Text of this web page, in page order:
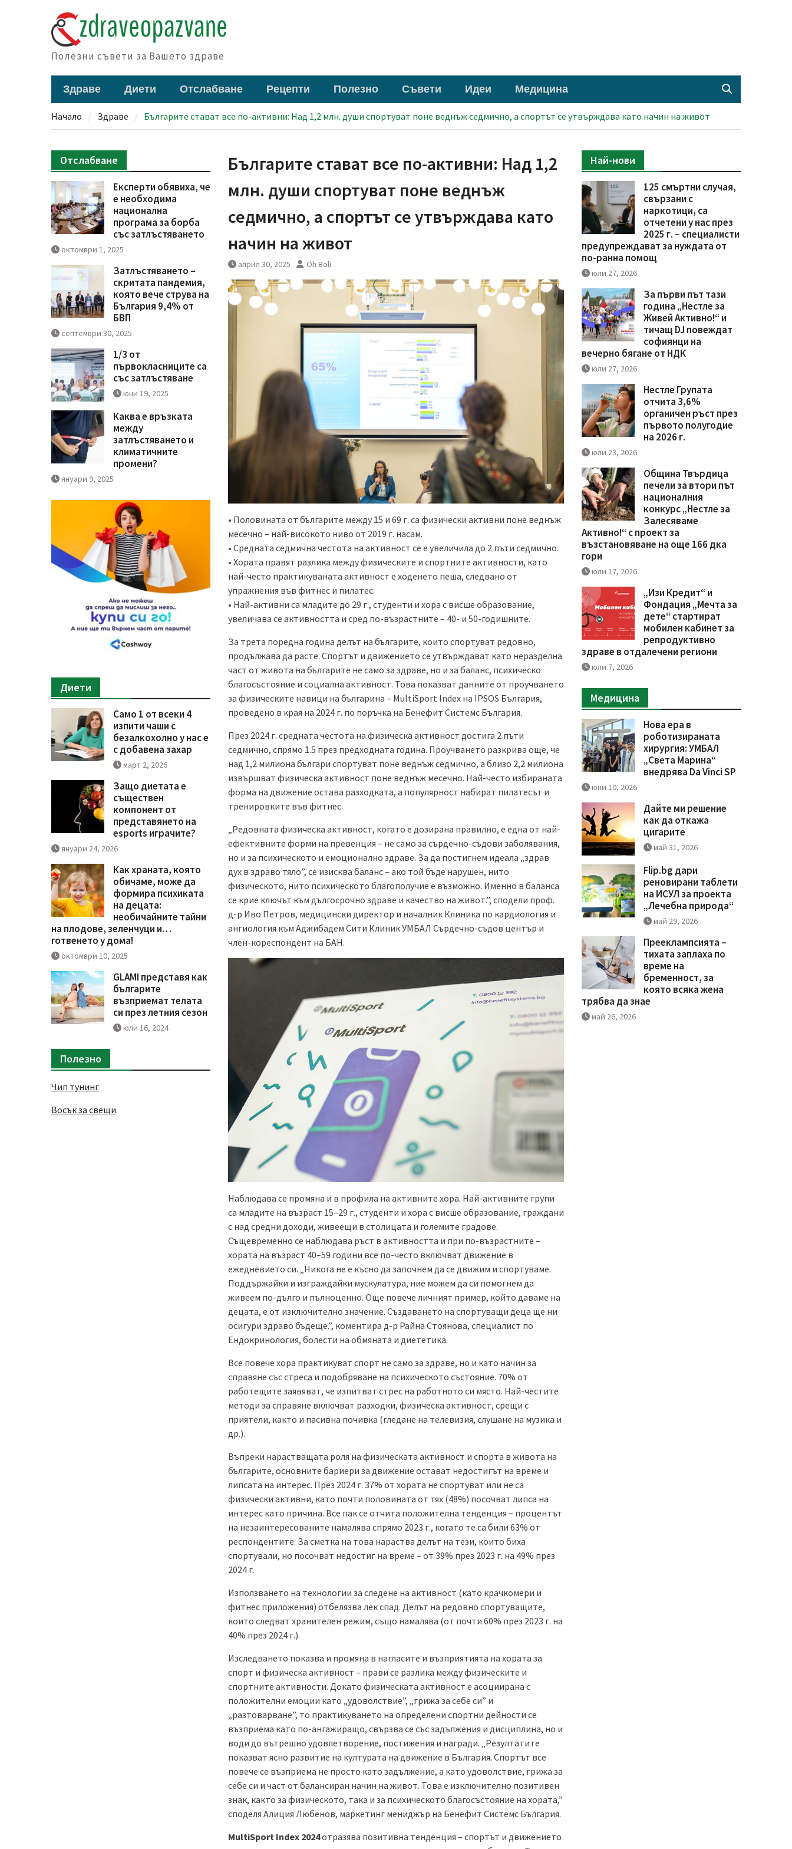
Полезни съвети за Вашето здраве
Здраве Диети Отслабване Рецепти Полезно Съвети Идеи Медицина
Начало Здраве Българите стават все по-активни: Над 1,2 млн. души спортуват поне веднъж седмично, а спортът се утвърждава като начин на живот
Българите стават все по-активни: Над 1,2
млн. души спортуват поне веднъж
седмично, а спортът се утвърждава като
начин на живот
април 30, 2025 Oh Boli
• Половината от българите между 15 и 69 г. са физически активни поне веднъж
месечно – най-високото ниво от 2019 г. насам.
• Средната седмична честота на активност се е увеличила до 2 пъти седмично.
• Хората правят разлика между физическите и спортните активности, като
най-често практикуваната активност е ходенето пеша, следвано от
упражнения във фитнес и пилатес.
• Най-активни са младите до 29 г., студенти и хора с висше образование,
увеличава се активността и сред по-възрастните – 40- и 50-годишните.
За трета поредна година делът на българите, които спортуват редовно,
продължава да расте. Спортът и движението се утвърждават като неразделна
част от живота на българите не само за здраве, но и за баланс, психическо
благосъстояние и социална активност. Това показват данните от проучването
за физическите навици на българина – MultiSport Index на IPSOS България,
проведено в края на 2024 г. по поръчка на Бенефит Системс България.
През 2024 г. средната честота на физическа активност достига 2 пъти
седмично, спрямо 1.5 през предходната година. Проучването разкрива още, че
над 1,2 милиона българи спортуват поне веднъж седмично, а близо 2,2 милиона
извършват физическа активност поне веднъж месечно. Най-често избираната
форма на движение остава разходката, а популярност набират пилатесът и
тренировките във фитнес.
„Редовната физическа активност, когато е дозирана правилно, е една от най-
ефективните форми на превенция – не само за сърдечно-съдови заболявания,
но и за психическото и емоционално здраве. За да постигнем идеала „здрав
дух в здраво тяло”, се изисква баланс – ако той бъде нарушен, нито
физическото, нито психическото благополучие е възможно. Именно в баланса
се крие ключът към дългосрочно здраве и качество на живот.”, сподели проф.
д-р Иво Петров, медицински директор и началник Клиника по кардиология и
ангиология към Аджибадем Сити Клиник УМБАЛ Сърдечно-съдов център и
член-кореспондент на БАН.
Наблюдава се промяна и в профила на активните хора. Най-активните групи
са младите на възраст 15–29 г., студенти и хора с висше образование, граждани
с над средни доходи, живеещи в столицата и големите градове.
Същевременно се наблюдава ръст в активността и при по-възрастните –
хората на възраст 40–59 години все по-често включват движение в
ежедневието си. „Никога не е късно да започнем да се движим и спортуваме.
Поддържайки и изграждайки мускулатура, ние можем да си помогнем да
живеем по-дълго и пълноценно. Още повече личният пример, който даваме на
децата, е от изключително значение. Създаването на спортуващи деца ще ни
осигури здраво бъдеще.”, коментира д-р Райна Стоянова, специалист по
Ендокринология, болести на обмяната и диететика.
Все повече хора практикуват спорт не само за здраве, но и като начин за
справяне със стреса и подобряване на психическото състояние. 70% от
работещите заявяват, че изпитват стрес на работното си място. Най-честите
методи за справяне включват разходки, физическа активност, срещи с
приятели, както и пасивна почивка (гледане на телевизия, слушане на музика и
др.).
Въпреки нарастващата роля на физическата активност и спорта в живота на
българите, основните бариери за движение остават недостигът на време и
липсата на интерес. През 2024 г. 37% от хората не спортуват или не са
физически активни, като почти половината от тях (48%) посочват липса на
интерес като причина. Все пак се отчита положителна тенденция – процентът
на незаинтересованите намалява спрямо 2023 г., когато те са били 63% от
респондентите. За сметка на това нараства делът на тези, които биха
спортували, но посочват недостиг на време – от 39% през 2023 г. на 49% през
2024 г.
Използването на технологии за следене на активност (като крачкомери и
фитнес приложения) отбелязва лек спад. Делът на редовно спортуващите,
които следват хранителен режим, също намалява (от почти 60% през 2023 г. на
40% през 2024 г.).
Изследването показва и промяна в нагласите и възприятията на хората за
спорт и физическа активност – прави се разлика между физическите и
спортните активности. Докато физическата активност е асоциирана с
положителни емоции като „удоволствие”, „грижа за себе си” и
„разтоварване”, то практикуването на определени спортни дейности се
възприема като по-ангажиращо, свързва се със задължения и дисциплина, но и
води до вътрешно удовлетворение, постижения и награди. „Резултатите
показват ясно развитие на културата на движение в България. Спортът все
повече се възприема не просто като задължение, а като удоволствие, грижа за
себе си и част от балансиран начин на живот. Това е изключително позитивен
знак, както за физическото, така и за психическото благосъстояние на хората,”
споделя Алиция Любенов, маркетинг мениджър на Бенефит Системс България.
MultiSport Index 2024отразява позитивна тенденция – спортът и движението
Най-нови
125 смъртни случая,
свързани с
наркотици, са
отчетени у нас през
2025 г. – специалисти
предупреждават за нуждата от
по-ранна помощ
юли 27, 2026
За първи път тази
година „Нестле за
Живей Активно!“ и
тичащ DJ повеждат
софиянци на
вечерно бягане от НДК
юли 27, 2026
Нестле Групата
отчита 3,6%
органичен ръст през
първото полугодие
на 2026 г.
юли 23, 2026
Община Твърдица
печели за втори път
националния
конкурс „Нестле за
Залесяваме
Активно!“ с проект за
възстановяване на още 166 дка
гори
юли 17, 2026
„Изи Кредит“ и
Фондация „Мечта за
дете“ стартират
мобилен кабинет за
репродуктивно
здраве в отдалечени региони
юли 7, 2026
Медицина
Нова ера в
роботизираната
хирургия: УМБАЛ
„Света Марина“
внедрява Da Vinci SP
юни 10, 2026
Дайте ми решение
как да откажа
цигарите
май 31, 2026
Flip.bg дари
реновирани таблети
на ИСУЛ за проекта
„Лечебна природа“
май 29, 2026
Прееклампсията –
тихата заплаха по
време на
бременност, за
която всяка жена
трябва да знае
май 26, 2026
Отслабване
Експерти обявиха, че
е необходима
национална
програма за борба
със затлъстяването
октомври 1, 2025
Затлъстяването –
скритата пандемия,
която вече струва на
България 9,4% от
БВП
септември 30, 2025
1/3 от
първокласниците са
със затлъстяване
юни 19, 2025
Каква е връзката
между
затлъстяването и
климатичните
промени?
януари 9, 2025
Диети
Само 1 от всеки 4
изпити чаши с
безалкохолно у нас е
с добавена захар
март 2, 2026
Защо диетата е
съществен
компонент от
представянето на
esports играчите?
януари 24, 2026
Как храната, която
обичаме, може да
формира психиката
на децата:
необичайните тайни
на плодове, зеленчуци и…
готвенето у дома!
октомври 10, 2025
GLAMI представя как
българите
възприемат телата
си през летния сезон
юли 16, 2024
Полезно
Чип тунинг
Восък за свещи